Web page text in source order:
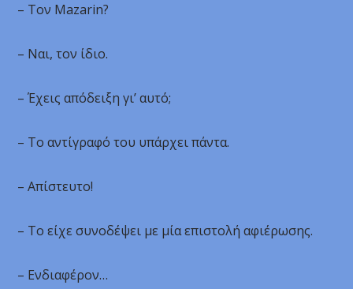
– Τον Mazarin?
– Ναι, τον ίδιο.
– Έχεις απόδειξη γι’ αυτό;
– Το αντίγραφό του υπάρχει πάντα.
– Απίστευτο!
– Το είχε συνοδέψει με μία επιστολή αφιέρωσης.
– Ενδιαφέρον…